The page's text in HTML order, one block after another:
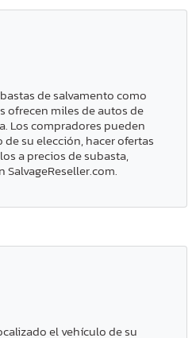
de salvamento como
ofrecen miles de autos de
Los compradores pueden
su elección, hacer ofertas
a precios de subasta,
el vehículo de su